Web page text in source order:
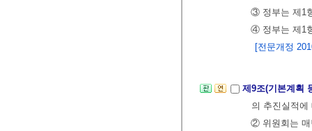
③ 정부는 제1
④ 정부는 제1
[전문개정
제9조(기본계획
의 추진실적
② 위원회는 매